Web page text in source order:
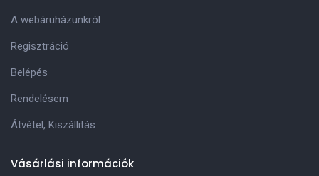
A webáruházunkról
Regisztráció
Belépés
Rendelésem
Átvétel, Kiszállitás
Vásárlási információk